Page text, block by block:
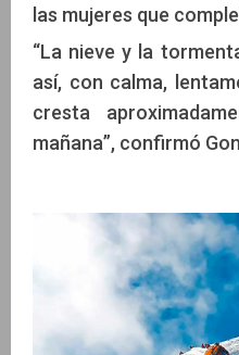
las mujeres que
“La nieve y la
así, con calma,
cresta
mañana”, confirmó